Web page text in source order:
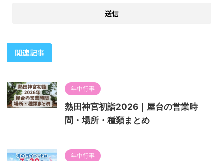
関連記事
年中行事
熱田神宮初詣2026｜屋台の営業時
間・場所・種類まとめ
年中行事